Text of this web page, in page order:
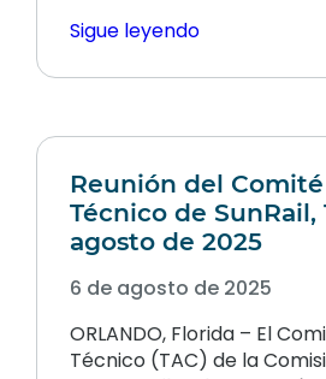
Sigue leyendo
Reunión del Comité
Técnico de SunRail,
agosto de 2025
6 de agosto de 2025
ORLANDO, Florida – El
Técnico (TAC) de la